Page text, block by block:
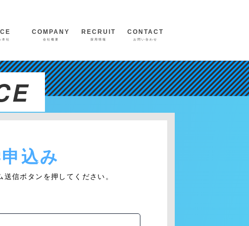
本社
COMPANY
会社概要
RECRUIT
採用情報
CONTACT
お問い合わせ
込み
信ボタンを押してください。